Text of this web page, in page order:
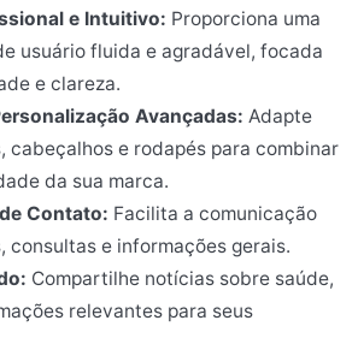
e Intuitivo: Proporciona uma
usuário fluida e agradável, focada
e clareza.
Avançadas: Adapte
cabeçalhos e rodapés para combinar
da sua marca.
Contato: Facilita a comunicação
consultas e informações gerais.
Compartilhe notícias sobre saúde,
relevantes para seus